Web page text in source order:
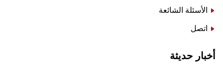
الأسئلة الشائعة
اتصل
أخبار حديثة